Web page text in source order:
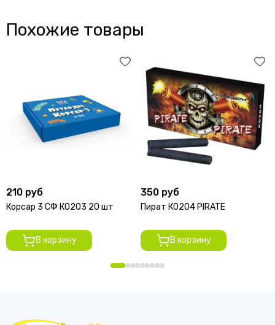
Похожие товары
210 руб
Корсар 3 СФ К0203 20 шт
В корзину
350 руб
Пират К0204 PIRATE
В корзину